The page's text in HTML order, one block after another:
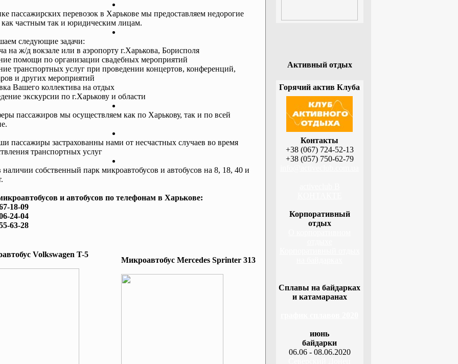
пассажирских перевозок в Харькове мы предоставляем недорогие
как частным так и юридическим лицам.
следующие задачи:
на ж/д вокзале или в аэропорту г.Харькова, Борисполя
помощи по организации свадебных мероприятий
транспортных услуг при проведении концертов, конференций,
и других мероприятий
Вашего коллектива на отдых
экскурсии по г.Харькову и области
пассажиров мы осуществляем как по Харькову, так и по всей
пассажиры застрахованны нами от несчастных случаев во время
транспортных услуг
наличии собственный парк микроавтобусов и автобусов на 8, 18, 40 и
и автобусов по телефонам в Харькове:
18-09
24-04
63-28
Volkswagen T-5
Микроавтобус Mеrcedes Sprinter 313
Активный отдых
Горячий актив Клуба
Контакты
+38 (067) 724-52-13
+38 (057) 750-62-79
Корпоративный
отдых
Сплавы на байдарках
и катамаранах
июнь
байдарки
06.06 - 08.06.2020